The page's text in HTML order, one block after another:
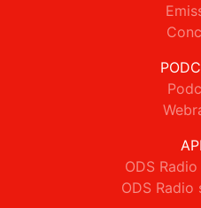
ODS
ODS Radio